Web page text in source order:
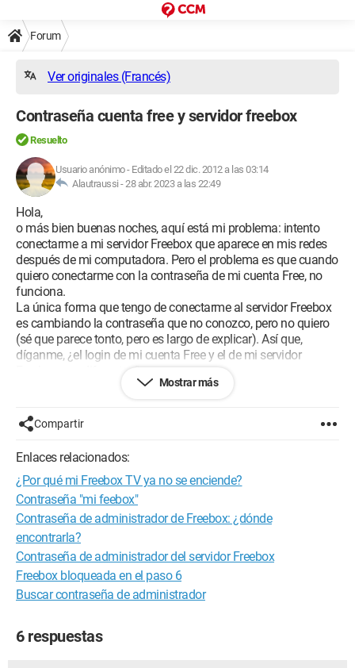
Forum
Ver originales (Francés)
Contraseña cuenta free y servidor freebox
Resuelto
Usuario anónimo- Editado el 22 dic. 2012 a las 03:14
Alautraussi -28 abr. 2023 a las 22:49
Hola,
o más bien buenas noches, aquí está mi problema: intento
conectarme a mi servidor Freebox que aparece en mis redes
después de mi computadora. Pero el problema es que cuando
quiero conectarme con la contraseña de mi cuenta Free, no
funciona.
La única forma que tengo de conectarme al servidor Freebox
es cambiando la contraseña que no conozco, pero no quiero
(sé que parece tonto, pero es largo de explicar). Así que,
díganme, ¿el login de mi cuenta Free y el de mi servidor
Freebox son diferentes?
Mostrar más
Compartir
Enlaces relacionados:
¿Por qué mi Freebox TV ya no se enciende?
Contraseña "mi feebox"
Contraseña de administrador de Freebox: ¿dónde
encontrarla?
Contraseña de administrador del servidor Freebox
Freebox bloqueada en el paso 6
Buscar contraseña de administrador
6 respuestas